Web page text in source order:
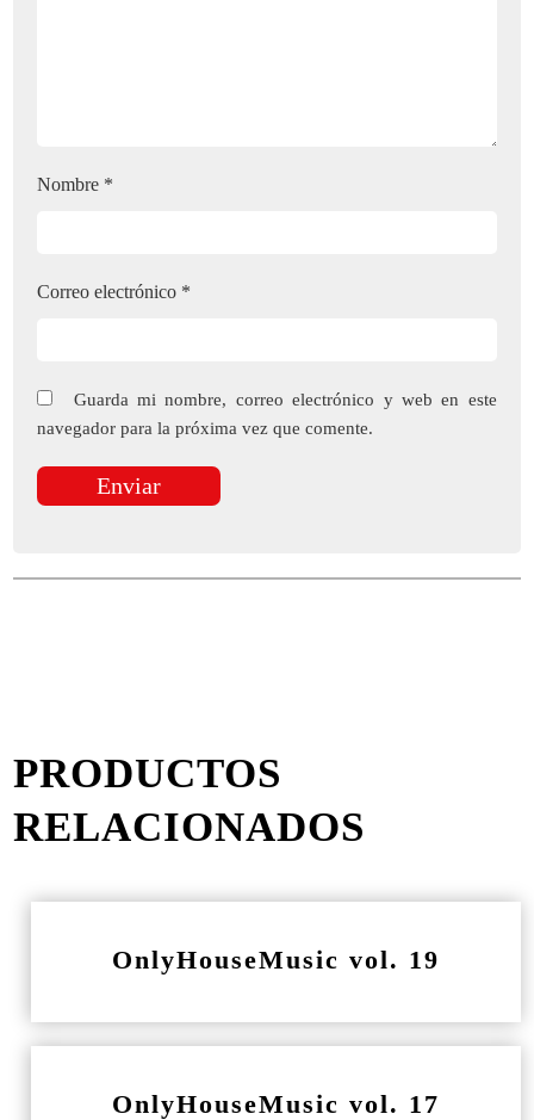
Nombre *
Correo electrónico *
Guarda mi nombre, correo electrónico y web en este
navegador para la próxima vez que comente.
PRODUCTOS
RELACIONADOS
OnlyHouseMusic vol. 19
OnlyHouseMusic vol. 17